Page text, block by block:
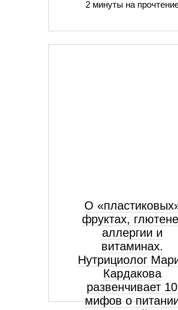
2 минуты на
О
фруктах,
аллергии и
витаминах.
Нутрициолог
Кардакова
развенчивает 10
мифов о